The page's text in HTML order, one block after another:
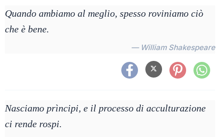
Quando ambiamo al meglio, spesso roviniamo ciò
che è bene.
— William Shakespeare
Nasciamo prìncipi, e il processo di acculturazione
ci rende rospi.